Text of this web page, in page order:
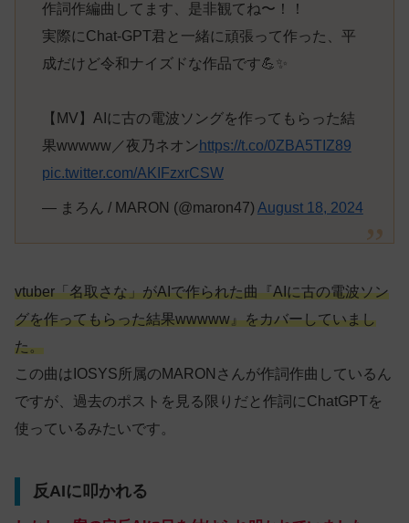
作詞作編曲してます、是非観てね〜！！
実際にChat-GPT君と一緒に頑張って作った、平
成だけど令和ナイズドな作品です💪✨
【MV】AIに古の電波ソングを作ってもらった結
果wwwww／夜乃ネオン https://t.co/0ZBA5TIZ89
pic.twitter.com/AKIFzxrCSW
— まろん / MARON (@maron47) August 18, 2024
vtuber「名取さな」がAIで作られた曲『AIに古の電波ソン
グを作ってもらった結果wwwww』をカバーしていまし
た。
この曲はIOSYS所属のMARONさんが作詞作曲しているん
ですが、過去のポストを見る限りだと作詞にChatGPTを
使っているみたいです。
反AIに叩かれる